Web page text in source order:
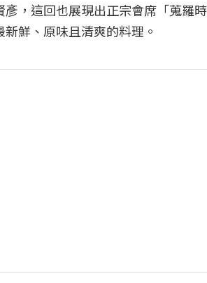
，這回也展現出正宗會席「蒐羅
鮮、原味且清爽的料理。